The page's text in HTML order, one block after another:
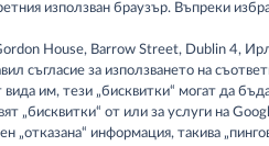
използван браузър. Въпреки
House, Barrow Street, Dublin 4,
съгласие за използването на
им, тези „бисквитки“ могат да
от или за услуги на
информация, такива